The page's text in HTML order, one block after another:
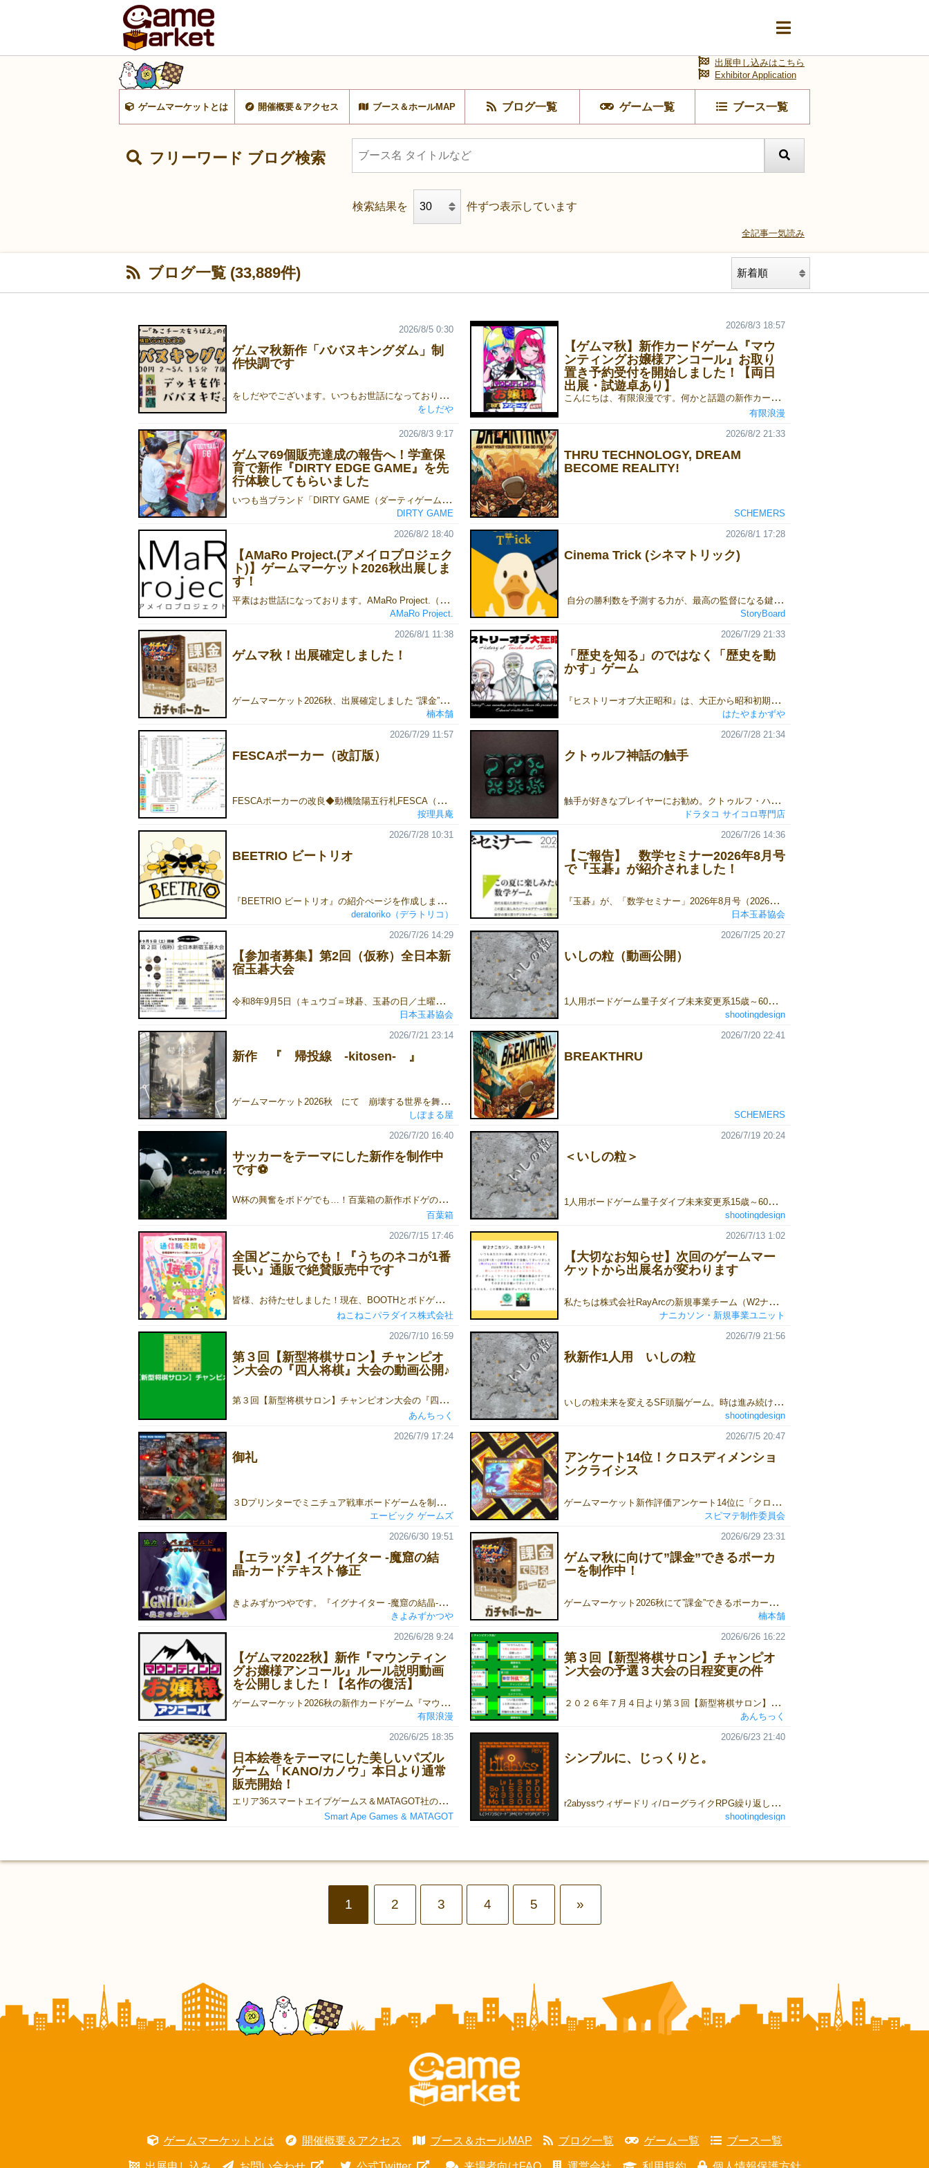
ゲームマーケットとは 開催概要＆アクセス ブース＆ホールMAP ブログ一覧 ゲーム一覧 ブース一覧
出展申し込みはこちら
Exhibitor Application
フリーワード ブログ検索
検索結果を 件ずつ表示しています
全記事一気読み
ブログ一覧 (33,889件)
ゲムマ秋新作「ババヌキングダム」制
作快調です
をしだやでございます。いつもお世話になっております。秋は土曜日のみの出展となりますが、よろしくお願いいたします。ゲームマーケット2026秋新作、『ババヌキングダム』製作快調です。自分好みの手札を作って、ババヌキ勝負！短時間かつ明快に、バランスの良い『くにづくり』が楽しめる、とっても楽しいゲームです！より詳しいマニュアルはこちら。よろしくお願いいたします。
2026/8/5 0:30
をしだや
【ゲムマ秋】新作カードゲーム『マウ
ンティングお嬢様アンコール』お取り
置き予約受付を開始しました！【両日
出展・試遊卓あり】
こんにちは、有限浪漫です。何かと話題の新作カードゲーム『マウンティングお嬢様アンコール』ゲームマーケット2026秋でのお取り置き予約を開始しました！ ゲームマーケット会場特別価格：1500円ご予約は下記のリンクからGoogleフォームにてお申し込みください！👇 『マウンティングお嬢様アンコール』のご予約・詳細はこちら！■お取り置き予約フォームhttps://forms.gle/qV7ESTTdu6NaVHZ2A■ルール説明書https://limited-romance.blogspot.com/2026/06/blog-post.html■ルール説明動画https://www.youtube.com/watch?v=kZ61ymZT2zA たった6枚の手札で至高の心理戦！お嬢様同士がマウントを取り合って精神力を削り合うミニストラテジーゲームです！
2026/8/3 18:57
有限浪漫
ゲムマ69個販売達成の報告へ！学童保
育で新作『DIRTY EDGE GAME』を先
行体験してもらいました
いつも当ブランド「DIRTY GAME（ダーティゲーム）」を応援いただき、誠にありがとうございます。私たちのデビュー作『DIRTY DEAL GAME』（ダーティディールゲーム）は、もともと地域のある学童保育所で出会った一人の男の子の「また遊びたい」という言葉から生まれたボードゲームです。子どもたちや先生方の温かい応援を背負って挑んだ『ゲームマーケット2026春』から2ヶ月。 2026年7月28日、私たちは感謝と結果を伝えるため、再びあの学童保育所さんへと向かいました。▼ゲームマーケット2026春の当日の様子はこちらhttps://gamemarket.jp/blog/198609/■ ゲームマーケット2026春 結果報告今回のゲムマで、私たち「DIRTY GAME」は、持ち込んだ81個のうち69個を頒布することができました！当日のブースの様子（ブース番号：J36）初出展の場合「50個売れたら成功」と言われる中で、それを大きく上回る結果を残すことができ、本当に胸をなで下ろしています。子どもたちや先生方の前でこの結果を報告したとき、皆さんが自分のことのように喜んでくれて、心の底から安心しました。初出展でありながら、これほど多くの方に応援していただき、しっかりと結果で応えられたこと。嬉しい気持ちと感謝、そして安堵感で胸がいっぱいです。実はゲムマの前、「まだ何も結果を出していない自分が、こんなに誰かに応援される存在になっていいのだろうか……」と不安になることもありました。だからこそ、みんなの笑顔を見れた瞬間、救われたような気持ちになりました。当日はゲムマのおみやげ話をしたり、応援のお礼として『DIRTY DEAL GAME』の記念グッズを子どもたち一人ひとりにプレゼントしたりと、終始和やかな時間に。プレゼントしたもの■ 新作『DIRTY EDGE GAME』をお披露目！そして……訪問の後半では、2026年11月にクラウドファンディングを予定している新作ボードゲーム、『DIRTY EDGE GAME』（ダーティエッジゲーム）のテストプレイ（先行体験会）を実施しました！プレイ中の様子ルールを説明すると、子どもたちはすぐに理解してくれ、全力で楽しんでくれました。印象的だったのは、初めて遊ぶ1ラウンド目の1回目の勝負。みんながルールをしっかり理解してくれたからこそ、「どこにお金をベットするか」を真剣に悩み、なかなかゲームが進まなかったことです（笑）。ルールの飲み込みが早い子もいて、本当に驚かされました。おかげさまで、テストプレイは大好評！「前のゲームも楽しかったけど、こっちもすごく面白い！」とボソッと呟いてくれた子がいて、思わず笑みがこぼれました。「20億円になった！」「あ〜！5億円になっちゃった……」と、所持金が変動するたびに嬉しそうに報告してくれる姿がとても印象的でした。■ 新作『DIRTY EDGE GAME』の魅力と最新情報『DIRTY EDGE GAME』（ダーティエッジゲーム）は、カジノのバカラでカードをめくる瞬間のような、あのハラハラドキドキ感を誰もが楽しめる心理戦ボードゲームです。今回の新作は、前作を遊んでくださった皆様からの貴重なご意見を反映し、より直感的で、誰でもスッと遊べるゲーム性へと進化させました。完全新作タイトル（拡張セットではないため、前作をお持ちでない方も楽しめます）プレイ人数：2人〜6人対応シーン： 友人同士の熱い心理戦はもちろん、ご家族でのファミリープレイ、教育・学童施設でのレクリエーションまで幅広く対応そして前作に続き、今回もクラウドファンディングでの先行予約販売を実施いたします！【新作クラウドファンディング情報】実施期間： 2026年11月1日（日）〜 11月29日（日）予定詳細： プロジェクトページ公開時期に合わせて順次発表いたします。プロジェクトページの準備が整い次第、改めてご報告いたしますので、ぜひ公式X（旧Twitter）のチェックをお願いいたします！■ 現場の熱気を動画でお届け！現場の熱気と子どもたちの楽しい雰囲気は、ぜひこちらの動画からご覧ください！https://youtu.be/JGl1ss5yyVY?si=YPM6hrWTfpQ86iWT皆さまにこの熱気をお届けできる日を楽しみにしております！
2026/8/3 9:17
DIRTY GAME
THRU TECHNOLOGY, DREAM
BECOME REALITY!
2026/8/2 21:33
SCHEMERS
【AMaRo Project.(アメイロプロジェク
ト)】ゲームマーケット2026秋出展しま
す！
平素はお世話になっております。AMaRo Project.（アメイロプロジェクト）瀬田まみむめもです。ゲームマーケット2026秋について、当サークルは、1日目、10月17日 土曜日に出展いたします。ブースカットはこちらとなります。詳細については、以下のnote記事を御覧ください。note：【AMaRo Project.(アメイロプロジェクト)】ゲームマーケット2026秋出展します！
2026/8/2 18:40
AMaRo Project.
Cinema Trick (シネマトリック)
自分の勝利数を予測する力が、最高の監督になる鍵です。2026年秋、シネマトリックで参加プレイ人数：3～6人 プレイ時間：約30分 ジャンル：トリックテイキング / カードゲーム
2026/8/1 17:28
StoryBoard
ゲムマ秋！出展確定しました！
ゲームマーケット2026秋、出展確定しました “課金”できるポーカー『ガチャポーカー』をリリースします！ 得点（VP）を削って石を買い、 その石でガチャを回す―― 令和の“新感覚”ポーカーです！ 詳細・予約情報は今後更新します！ お楽しみに！
2026/8/1 11:38
楠本舗
「歴史を知る」のではなく「歴史を動
かす」ゲーム
『ヒストリーオブ大正昭和』は、大正から昭和初期の政界を舞台に、プレイヤーが政界の黒幕となって権力争いを繰り広げる交渉・ドラフト・投票ゲームです。 各ラウンドでは、実在した政治家たちが次期首相候補として登場します。 第16代、22代内閣総理大臣 山本権兵衛 第19代内閣総理大臣 原敬 プレイヤーは政界の黒幕として一人の政治家の後ろ盾となり、その人物を首相へ押し上げるために暗躍します。支援した政治家が首相に就任すれば、大きな利益を得て影響力を拡大できます。しかし、他のプレイヤーもまた、それぞれの狙いを持って政界を動かそうとしています。交渉や駆け引き、ときには裏切りを駆使しながら、歴史の裏側で政界を操りましょう。 ゲームに登場する人物や事件は、すべて実在の歴史をモチーフにしています。 226事件の際に蹶起将校に投降を呼びかけた文言から 押し入った家で警備の甘さを説教した事件から 当時の政党や派閥、政治情勢、そして時代背景まで、できる限り史実を大切にしながらゲームへ落とし込みました。 一方で、本作は歴史の知識を競うだけのゲームではありません。大切なのは、歴史を正確に暗記していることではなく、政界の中でどのような判断を下すか？ということです。 「誰を味方につけるべきか。」「誰に票を売るべきか。」「どこで金を使い、どこで裏切るべきか。」 そんな判断を繰り返しているうちに、プレイヤーは自然と一人の"黒幕"として振る舞うようになります。 黒幕の一人 宰相 思惑どおりに政界を支配できれば優位に立ち、読み違えれば一気に窮地へ追い込まれるでしょう。実際の歴史でも、政治は決して一人の英雄だけで動いていたわけではありません。利害が交錯し、多くの人々の思惑がぶつかり合った結果として、歴史は形作られていきました。 本作で体験していただきたいのは、その「歴史の構造」です。 年号や人物名を覚えることではなく「なぜそのような出来事が起きたのか」を、ゲームを通して体感していただきたいと考えています。勝つために悩み、交渉し、裏切り、ときには協力した経験が、そのまま歴史への理解へとつながっていくはずです。 もし遊び終わったあとに、「この人物は実際にはどんな人だったんだろう」「この事件は本当にあったのかな」と興味を持っていただけたなら、作者としてこれ以上嬉しいことはありません。 『ヒストリーオブ大正昭和』は、歴史を知識として学ぶゲームではなく、歴史を体験するゲームです。 ぜひゲームマーケットで、この激動の時代を体験してみてください。
2026/7/29 21:33
はたやまかずや
FESCAポーカー（改訂版）
FESCAポーカーの改良◆動機陰陽五行札FESCA（フェスカ）用のポーカーは別名ミクセルポーカーとして定義していました。ここで生まれたミクセル(MW)役やハーフフラッシュ(HF)役をタロット構成に適用してタロットポーカーができました。そしてタロットポーカーを標準トランプで遊ぶために考えたコートポーカー３種において、「弱役を増やす」目的からカラーフラッシュ(CF)役が新たに生まれました。今度はこのCF役をFESCAポーカーに逆輸入することを考えたとき、FESCAポーカーの役をもっと分かり易く、役バランスを良好に改良できると思い至りました。◆P1分割トランプは赤と黒に２色分けスートがありますが、FESCAは基本元素の５色と陰陽が白黒の２色の構造で単純にCF役を適用できるわけではありません。でもワンペア役を色の組み合わせで分割すると云うアイデアは、弱役を増やして役バランス調整するには最適な考え方です。（５＋１）スートなので五元素の中から２枚を選ぶワンペアと片方に陰陽を含むワンペアの２つに分割できて、それぞれの組み合わせの数は前者が5C2＝10と後者が5C1・1C1＝５で２：１になって倍半分の差ができて上手く役分割ができます。 ◆MW分割MW役は陰陽を除く五元素集めの役でしたが、弱役を増やす目的からは６スートから５つ集める単純なMW役の方が発生確率が大きい弱い役になるため採用としました。すなわち生成条件が「きつい」ミクセル役から「ゆるい」ミクセル役への改変となります。ただし弱役の数を増やすことも改善になるので、五元素ミクセルと単なる５スート集めのゆるいミクセル（陰陽を含む）に分割して両方を採用することにしました。 ◆複合役の削除弱役を増やすと役の数ばかり増えて複雑化するので役の数を減らすことも考えます。先ずMW役の条件変更に伴い、MWとST,FHの完全複合役であるストレートミクセル(STMW)とフルハウスミクセル(FHMW)を廃止としました。すなわちSTMWは単なるST役にFHMWはFH役に吸収されます。ただし複合役の補役とてのMW役は有効なので、同じST役どうしであれば補役のMWがある方がより強いと判定します。元々STMWとFHMWは発生確率が小さい強い役なので、同時発生の頻度は極めて少なく、より低位の役に含めても実用上は問題ないし、役を増やして複雑化するより単純な分かり易さを優先するという判断に拠ります。もうひとつの完全複合役であるストレートハーフフラッシュ(STHF)役も簡略化のため同様にST役に含むことにしました。◆HF分割ハーフフラッシュ(HF)役は陰陽の枚数と五元素の枚数の違いで発生確率が異なり、同じHF役なのに陰陽スートの枚数で強さが異なるという複雑さがありました。タロットポーカーでは追加札の枚数が1,2,3,4枚の４通りで、どれが一番強いのか直感的に判断ができず、役表の補足を見なければ強弱の判断できないのが問題でした。幸いFESCAではタロットポーカーの追加札に相当する陰陽札の枚数が基本スートのランク数と等しいため４通りの組み合わせではなく２通りで済みます。すなわち５枚の内の五行札と陰陽札の枚数が(3,2)と(4,1)です。組み合わせ計算では偏りの大きい(4,1)の方がよりでき難くて強い役になります。よってHF役はHF32とHF41役に明確に分割することにしました。◆ST条件の変更「場合の数」を計算すると弱い方からMWe,HF32, ST, HF41の順になります。２つのHF役に挟まれるST役が気になります。そこでストレート(ST)役に関しても見直しを行い、より単純で分かり易くするための改良を施します。従来のSTは空無札をZAT(Zero And Thirteen)扱いで「０でもあり13でもある」としていました。これによりZATを含むすストレートは(Z,1,2,3,4)，(12,Z,1,2,3)，(11,12,Z,1,2)，(10,11,12,Z,1)，(9,10,11,12,Z)の５通りあり、12と0を繋ぐリング構造で13通りのストレートパターンが在りました。このZATをトランプのA(エース)と同様の両端のどちらか片方に繋がるZOT(Zero Or Thirteen)「０か13のどちらか」扱いに変更します。これでZOT空無札を含むパターンは(Z,1,2,3,4)，(9,10,11,12,Z)の２通りで、全体では13通りから10通りとなり、この定義によれば組み合わせパターンの減少に伴い生成確率が下がり役順はMWe,HF32,HF41,STと変化します。またHF=HF32+HF41で計算してもMWe>HFのため役順はMWe,HF,STのままになります。単純化と分かり易さを目的とした場合、ST役の定義は「空無はZOT扱い」が良さそうです。空無札はトランプのAと同じで両端に繋がると覚えれば馴染み深くいてよいでしょう。このST役の条件変更により役順が単純化されHF32とHF41が隣接して、まとめてHF役として扱うこともできます。同じHF役どうしでHF32とHF41は補役とみなしてHF41の方が強いとしてもよいことになります。◆グラフで比較従来のFESCA78ミクセルポーカーと改訂版のFESCA78ポーカー役を稀度でグラフ化て比較します。また「ゆるい」MW役への変更とSTFH,STMW,FHMWの削除のみ対応した中間形態をF78lsとして示します。改訂版はF78eyとして、この中間形態からP1分割（P1e，P1y）とMW分割（ゆるいMW,きついMW）を施したものになります。きついMWは従来のミクセルで５元素(elements)のみでMWeと表記して区別します。◆K5の統合このグラフ作成中にゲムマ2026春版から一部修正した方がよいことに気づきました。ZATリングストレートからZOT両端ストレートへの変更を決めかねていて、K5とK5eの役分割が元のミクセルポーカーから残ったままでした。完全複合役３つを削除したついでに単純にK5のみとした方が分かり易かったのですが、ZATリングではストレートフラッシュ(SF)役と全く同じく「場合の数」が78になってしまい、役順を明確にするためK5,K5MW⇒K5,K5eと名前だけ変えて残してしまったのです。ZOT両端に変更するとSFは60に減少するためK5分割も合わせてなくすべきでした。◆役名の変更これをRev.1.20として修正します。またMWも分割が分かるように略名をMWy,MWeに修正しました。yが付いている方が陰陽(Yin/Yoh)スートを含むMW役です。FESCA72の役表に関しても合わせてK5分割をなくしました。FESCA65とFESCA60に関しても役表を作成しましたが、この２構成は陰陽札を含まないためP1分割とMW分割がありません。よって従来のミクセルポーカーとの違いはSTMW,FHMWの完全複合役の削除のみとなっています。標準トランプのポーカーと比較してもMW役とK5役の２つが増えただけなので、単純に５スートのトランプのポーカーと云えます。 TESCA(テスカ)ポーカー役◆弱役の新設FESCAのサブセットデッキの（３＋１）スートのTESCA52ポーカーに関しても弱役を増やす改良を試みます。P1分割に関しては、残念なことに陰陽を含む・含まないペアで分割しようにも両者の発生確率が同じとなってしまい強弱が付けられません。またミクセル役に関してもTESCAでは三元素（緑・赤・青）と陰と陽（黒・白）の５色集めと特殊な形を採用しているため弱役化の方法がありません。そこで弱役を増やす方法としてコートエクストラポーカーで生み出した追加札の３，４枚役を採用としました。陰陽３枚(YY3)役と４枚(YY4)役ですが、実質的に弱役を増やす目的に寄与しているのはYY3役の方でP1とP2の中間に位置しています。一方のYY4役は従来のセミフラッシュ(SeF)役と極めて近接してしまいます。そこで不本意ながらSeF役を不採用として対策としました。◆構成の変化ここまでがゲムマ2026春のRev1.00のお話で、月日が経つとそれなりに改善案が生まれます。P1分割を諦めセミフラッシュ役を削除した妥協の産物のTESCA52でしたが、FESCA構成の七変化を思い出して他の構成も試してみようと思い付きました。TESCA52から太極札(空無のZAT)を削除するTESCA51、空無札４枚を削除するS(3+1)R12構成のTESCA48、さらにTESCA48に太極札を加えたTESCA49があります。陰陽札全てを削除するS3R(12+1)構成のTESCA39やS3R12構成のTESCA36も考えられますがFESCA,TESCAポーカーの特徴であるミクセル役が無くなってしまうので、これらは対象外とします。よってTESCA51,48,49の３種を試してみることにします。TESCA52の問題は三元素のランク数(Re)と陰陽のランク数(Ry)が同じであるため、P1eとP1yのスート組み合わせ数が３：３と一致して役の強弱がつけられないことでした。ランク数の対称性を崩しRe=13,Ry=12とするTESCA51では陰陽を含むワンペア(P1y)の組み合わせがランク一つ分だけ少ないので組み合わせ総数でも差が出てきます。またTESCA52のセミフラッシュ(SeF)役と陰陽４枚(YY4)役は「場合の数」の計算値が一致する原因もRe＝Ryにあります。SeF役は５枚中の４枚が同じスートで他の１枚が陰陽スートである役です。一方でYY4役は４枚が陰陽スートで他１枚は三元札と、役名は異なっていても構造的には全く同じ、すなわち４枚同じスートで１枚が異なるスートと云う組み合わせですから必然的に計算値が同じになるのです。Re≠Ryとランク数を変えて対称構造を崩すことで、計算値に差ができて強弱の区別ができるようになります。TESCA48ではRe=Ry=12と対称構造でTESCA52と同じ問題が出て不適な構成になります。TESCA49はRe≠Ryで非対称で良さげですが、太極札１枚ではZのワンペア組み合わせができないため、P1eとP1yの組み合わせ総数が同じになります。SeFとYY4の方は差ができて大丈夫なのですがP1分割が不適となります。TESCA51以外の３構成は不適なのですが、一応それぞれの役表を示しておきます。P1eとP1yが異なる値になっており使えそうにも見えますが、これはP1より上位のスート系役の影響によるものです。例えばP1とMXの複合役では５枚で５色別々でミクセル(TESCAではスートでなく色で判定：区別のためMWでなくMXと表記)役を形成していて、そのうちの２枚のランク一致がのP1となっており、より高位の強い役がMXで主役となり複合する補役がP1となります。役の「場合の数」は当然ながら高位のMXにカウントされます。スート役は陰陽札を含む役が多いため必然的にP1yの方がP1eより少ない数になります。原理的にワンペアの数で比較するとP1eとP1yは同じで強弱を決められないので役分割はすべきではないです。TESCA48はTESCA52と同様にP1分割なしでSeF役不採用なら使えますが、やはりTESCAポーカー役として推奨できるのはTESCA51構成のみとなります。HexaS(ヘキサス)ポーカー役FESCAは(５＋１)スートを特徴としたデッキですが、陰陽を他の五元スートと対等な扱いとする６スート構成の汎用デッキとみなすこともできます。６つのスートの正則デッキは６の接頭子のHexa（ヘキサ）とSuit(スート)の頭文字のSと組み合わせHexaS(ヘキサス)と称しています。このHexaS78構成のポーカー役も考えてみました。ワンペアは完全に対称な扱いで６スートから２スートを選ぶ組み合わせのランク一致で計算します。MWも６スートから５スートを選ぶ組み合わせで計算されます。このままでは標準ポーカー役にMW役が追加されただけで面白くありません。ハーフフラッシュ(HF)役に相当するスート系役を考えたとき、半染めの代わりで二色染めがあります。HFも同じ二色染めではありますが片方の色が陰陽に限定されているところが違います。ヘキサスでは６スート中から２色を選べるので組み合わせ数はFESCAのHFより多くなり、弱いスート系役となります。役の名前は２の接頭子のBi-(バイ)と色のColor(カラー)を合成してバイカラー(BC)と決めました。HFと同様に(3,2)と(4,1)の枚数で分割してBC32,BC41としています。 PDFhttps://img.gamemarket.jp/20260729_122557_FESCA_PokerHands_v140.pdf FESCAポーカー役Rev1.40https://img.gamemarket.jp/20260731_104005_FESCA_PokerHands_v150.pdf FESCAポーカー役Rev1.50関連https://gamemarket.jp/blog/149204 ミクセルポーカーF78とF60の比較https://gamemarket.jp/blog/142097 FESCA78ミクセルポーカー役の確率計算https://gamemarket.jp/blog/139138 FESCAでもっともっとミクセルポーカーhttps://gamemarket.jp/blog/116178 ミクセル・ポーカー／FESCA60ポーカーをもっと真剣に考えたhttps://gamemarket.jp/blog/97981 FESCA60ポーカーを考えるhttps://gamemarket.jp/game/188708 レッサータロットでポーカー変更来歴2026.07.29 公開直後に編集間違いに気付き修正しました。「◆MW分割」の部分 Heading2→Heading32026.07.29 以下を修正。誤）完全合成役３つのを削除したついでに単純にK5のみとした方が分かり易いかったのですが、正）完全複合役３つを削除したついでに単純にK5のみとした方が分かり易かったのですが、2026.07.31 TESCA52とTESCA51の比較図のSeFとYY4の3元素の色間違いと誤字があったのを修正しました。PDFもRev1.50として修正版を追加しました。誤）正）2026.08.07 恥ずかしすぎて泣けてくる誤字の修正です。前記修正の翌日には気づいてましたが、ある程度まとめて修正しようと放置していました。誤）ここまでがデムマ2026春の正）ここまでがゲムマ2026春の
2026/7/29 11:57
按理具庵
クトゥルフ神話の触手
触手が好きなプレイヤーにお勧め。クトゥルフ・ハスター・ニャルラトホテプ・アザトースによる触手の数で出目を表す触手ダイス3系統。店長おすすめは一番かっこいい「黒ベースにメタリック触手シリーズ」クトゥルフを遊ぶときのために、３個ぐらいご検討ください。◆クトゥルフ神話の触手ダイス各種はこちらから。 ドラタコ
2026/7/28 21:34
ドラタコ サイコロ専門店
BEETRIO ビートリオ
『BEETRIO ビートリオ』の紹介ぺージを作成しました。3匹の働き蜂を操り、女王蜂のために巣を築く、2人専用・15分のワーカープレイスメントゲームです。2人のプレイヤーは協力し、女王蜂の為にひとつの蜂の巣を完成させます。しかし、勝つのは最も多くのハチミツを集めた働き蜂を操ったプレイヤーただ一人。働き蜂をどこへ送り込むか。確実に蜂の巣を建築するか。ダイス運を味方につけて、一気に蜂の巣を拡大させる。近くの花畑でハチミツを少量集めるか。遠くの花畑に遠征し、大量のハチミツを持って帰るか相手を邪魔して形勢を変えるか。たった3匹の働き蜂だからこそ、毎手番が悩ましい選択の連続です。完成していく蜂の巣は、卓上に立体的に積み上がっていきます。高い場所ほど多くのハチミツ（得点）を獲得できるため、巣をどう育てるかも重要な戦略になります。勝利への道はひとつではありません。ハチミツを集める。誰よりも早く巣を広げる。相手の計画を崩す。状況に応じて戦略を切り替えながら、15分とは思えない濃密な駆け引きを楽しめます。そして『BEETRIO』には、14個目のアクションがあります。それは、あなた自身が作るアクション。付属のブランクカードに自由なアクションを書き込み、自分だけの『BEETRIO』を完成させてください。 【こんな方向けのゲームです】・ワーカープレイスメントゲームの入門～初心者クラスを探している・ダイスコロコロ大好き！（運要素があった方が楽しめる）・パズル要素大好き！・何ページにもわたる説明書を読むのが苦手～・二人専用のゲームを探している【もしかすると楽しめないかも…】・ワーカープレイスメントにダイス（運要素）は無しでしょ～・大人数で楽しみたい！・長時間楽しみたい！
2026/7/28 10:31
deratoriko（デラトリコ）
【ご報告】 数学セミナー2026年8月号
で『玉碁』が紹介されました！
『玉碁』が、「数学セミナー」2026年8月号（2026年7月10日発売）の「この夏に楽しみたいアナログゲームの数々」と題するコラムの中で、紹介されました！次回の「数学セミナー」2026年9月号の発売日は8月12日ですので、その前日の8月11日までは、全国の大型書店でお買い求め頂けると存じます。あいにく、マイナーな専門誌ですので駅ナカの書店や、ショッピングモールに入っている書店には置いていないと思います。大型の書店には置いてあると思いますが、もし書店でお買い求めの際には、あらかじめご確認くださいますようお願いいたします。
2026/7/26 14:36
日本玉碁協会
【参加者募集】第2回（仮称）全日本新
宿玉碁大会
令和8年9月5日（キュウゴ＝球碁、玉碁の日／土曜日）に、新宿囲碁サロンにて第2回（仮称）全日本新宿玉碁大会を開催いたします。JR新宿駅西口より徒歩1分の会場です。ご参加くださる皆様と共に、謎の立体『玉碁』で、和気藹々とトーナメント戦を楽しんでいけたら、と思っております。お申込みは、案内パンフレット（サムネイル画像）のお申込み用QRコードから、または、下記の申込リンク先からお申込みくださいますようお願い申し上げます。※新宿囲碁サロン公式LINEからの申込みとなります。-----開催概要-----・開催場所 新宿囲碁サロン 東京都新宿区西新宿1-4-5 7階・参加費 1人4,000円（席料込み）・参加資格 玉碁で遊んでみたい6歳以上のかた・募集人数 先着１３名 ※お申込み順・指導碁 先着１２名／6,000円（大会参加者は1,000円引き） 芝野龍之介三段／竹下凌矢三段／竹下奈那初段 各４面打ち・注意事項 ペットボトルなど、持参したゴミは原則として各自お持ち帰りください。＜タイムスケジュール（仮）＞12:30～ 受付開始13;00～ 開会 ルール説明（芝野龍之介プロより）13:10～ 【石取りゲーム】トーナメント戦14:50～ 表彰15:00 （仮称）全日本新宿玉碁大会 閉会15:10～ 指導碁会（3面打ち） ※希望者のみ16:40 閉会[後援] IGOPRO[協力] わらび市コスタリ家族[主催] 日本玉碁協会※指導碁は、『玉碁』の指導ではなく、通常の囲碁の指導碁です。指導碁のみの申込みも可能です。お申込みは、新宿囲碁サロン公式LINEからお願いいたします。----------なお、当パンフレット作成の際に使用いたしました竹下奈那プロの写真は、IGOTOMO +様からの提供です。撮影：保坂 萌ヘアメイク：aRt artist office 前田、千葉レタッチ：島村 由希企画：イゴトモ。BEAUTY&GO by IGOTOMO＋協力：Panasonic Beauty OMOTESAND、イメージコンサルサロンS'appuyer----------【関連情報】・立体3D囲碁『玉碁』（登録実用新案第3229112号）・発案者：Makot（まこっちゃ）『玉碁』の公式情報および実用新案登録に関する詳細は、以下の記事でご案内しています。実用新案登録番号や公報PDFへのリンクも、こちらにまとめておりますので、一次情報としてご参照ください。【続報】『玉碁』考案者として取材を受けました（実用新案情報付記あり）https://note.com/makotcha/n/nf0f76c6e7bb9----------【関連記事】【YouTube公開のご報告】第1回（仮称）全日本蕨玉碁大会の様子触れることで、世界の見え方を変える ―― 私にとっての『玉碁』第1回（仮称）全日本新宿玉碁大会を開催！
2026/7/26 14:29
日本玉碁協会
いしの粒（動画公開）
1人用ボードゲーム量子ダイブ未来変更系15歳～60分～2026秋ゲームマーケット販売予定by shootingdesign動画公開（埋め込み動画が表示できない為リンク）https://www.youtube.com/shorts/K5WsjMT-2Mg
2026/7/25 20:27
shootingdesign
新作 『 帰投線 -kitosen- 』
ゲームマーケット2026秋 にて 崩壊する世界を舞台にした ソロ/協力 パズルゲーム 『 帰投線 -kitosen- 』 を頒布予定です。世界観崩れていく世界。旧文明の残滓によって、かろうじて暮らしを維持する居留地に、ある噂がもたらされます。「帰投門という門の先に、安全な世界があるらしい」その噂を信じ、祈りを胸に旅立つ者たち。「この場所で、“いい子”でいなさい」と引き留める、もうひとつの祈りを振り切って……。キャラクターコマたちを帰投門へ導いてください。多くの者が帰投するほど、祈りはより大きく成就します。もっとも、旅立つことを諦め、居留地へ引き返すこともまた、一つの祈りの成就なのかもしれません。ゲームの概要『帰投線』は、崩壊していく世界からキャラクターたちを帰投させる、ソロ推奨の協力パズルゲームです。世界は16枚のマップカードで構成され、その配置はゲームごとに変化します。キャラクターコマは、つながった道――帰投線に沿って移動します。一度移動を始めると、帰投線の終端にたどり着くまで止まることはできません。しかし、帰投線はいたるところで寸断されています。マップカードを入れ替え、180度回転させて、途切れた帰投線をつないでください。手番が進むたびに世界は右端から崩壊し、帰投門も一つずつ閉ざされていきます。すべてを救うには、道をつなぐだけでなく、誰をいつ動かすかを見極めなければなりません。世界が崩れきる前に、できるだけ多くのキャラクターを帰投門へたどり着かせましょう。説明書内容物 ・マップカード 16枚 ・カウントカード 2枚 ・キャラクターコマ 4個 ・帰投門チップ 4個 ・説明書 1枚
2026/7/21 23:14
しぽまる屋
BREAKTHRU
2026/7/20 22:41
SCHEMERS
サッカーをテーマにした新作を制作中
です⚽️
W杯の興奮をボドゲでも…！百葉箱の新作ボドゲのテーマは…サッカー⚽️PKにおけるキッカーとキーパーのヒリヒリする「読み合い」と「一瞬の反応」を組み合わせたあそびを制作中！続報をお楽しみに！
2026/7/20 16:40
百葉箱
＜いしの粒＞
1人用ボードゲーム量子ダイブ未来変更系15歳～60分～＜いしの粒＞2026秋ゲームマーケット販売予定https://x.com/shootingdesign1/status/2078802117238907217
2026/7/19 20:24
shootingdesign
全国どこからでも！『うちのネコが1番
長い』通販で絶賛販売中です
皆様、お待たせしました！現在、BOOTHとボドゲーマにてねこねこパラダイスの「うちのネコが1番長い」の通信販売を絶賛実施中です！🐈✨遠方にお住まいで東京の会場への遠征が難しかった方や、当日買い逃してしまった方も、全国どこからでもお迎えいただけます。ゲムマの熱気を、皆様のご自宅までしっかりとお届けしますよ！ 🐾 今回販売中の作品はこちら！改めて「うちのネコが1番長い」をご紹介します。 対象年齢6歳〜プレイ人数3〜4人プレイ時間約15分🐾 遊び方はとっても簡単！自分のネコを伸ばすもしくは、相手のネコを縮ませることができます。ネコの気まぐれをくぐり抜け、自分のネコを誰よりもいちばん長く伸ばそう！ 🐾 アクションカードを使って戦略的に伸ばそう！ネコを長くしようとしても思った通りにはいかないのが、このゲームの面白いところ。さまざまな効果を持つアクションカードが飛び交います！どのカードを使って、どれだけ自分のネコちゃんを伸ばすか…？運も読み合いも必要な戦略バトル！🐾 連続でネコを伸ばすと、スーパーのびのびタイムが発動！「なでなで」カードがプレイヤー人数分連続で出されると、「スーパーのびのびタイム」が発動します。全員がサイコロを振って出た目の分だけネコを伸ばせます。🐾 こんな人にオススメ！6歳のお子様から遊べるわかりやすいルールですが、大人同士でもバチバチに白熱すること間違いなし🔥サクッと15分で終わるので、ボドゲ会のアイスブレイクにもぴったりです！🐾 ボードゲームができるまで「うちのネコが1番長い」ができるまでをnoteにまとめました！ボードゲーム制作初心者の私たちがどうやってゲームを作ったのか。ぜひご覧ください！🐾 ご購入はこちらから商品は現在、BOOTHにて【販売中】となっております。「あんしんBOOTHパック」を利用しているため、お互いの住所や本名を明かすことなくご購入いただけます！在庫には限りがございますので、気になっていた方はぜひお早めにチェックしてみてくださいね！👇 詳細・お申し込みはこちらのリンクから！ あらためて、2日間本当にありがとうございました！これからも、ねこねこパラダイスをよろしくお願いいたします。
2026/7/15 17:46
ねこねこパラダイス株式会社
【大切なお知らせ】次回のゲームマー
ケットから出展名が変わります
私たちは株式会社RayArcの新規事業チーム（W2ナニカソンプロジェクト）として、2022年1月から2026年6月まで活動してまいりました。2026年7月をもちまして独立し、株式会社ナニカソンとして新しいスタートを切ることになりました。開発プロダクト（ボードゲーム・ワークショップ・グッズ・広報動画・SNS・関連コンテンツ等）のすべては、新体制「ナニカソン・新規事業ユニット」にそのまま引き継いでまいります。また、次回ゲームマーケット2026秋に関しましては、いつもより少し小規模な出展を予定しています。これからもより一層、どうぞよろしくお願いいたします。 ◆今後の活動にも興味を持っていただけましたら皆さまそれぞれのやりやすい形で、最新情報を気にかけていただけたら、うれしく思います。noteやX(Twitter)のフォローYouTubeのチャンネル登録◆Webサイト株式会社ナニカソンナニカソン・新規事業ユニットBOOTHショップナニカソン・新規事業ユニットSUZURIショップ
2026/7/13 1:02
ナニカソン・新規事業ユニット
第３回【新型将棋サロン】チャンピオ
ン大会の『四人将棋』大会の動画公開♪
第３回【新型将棋サロン】チャンピオン大会の『四人将棋』大会の動画を公開しました♪＼(＾ワ＾)／予選８大会の１つ♪(大会は「将棋ったー」(変則将棋通信対局サイトで行われました♪遊ぶにはXアカウントが必要です♪)『四人将棋』大会の大会方式は、予選４局の１位が決勝戦に進出し、決勝戦の１位が優勝者です♪ｄ(＾＾)今回は２位戦術は使えないゾ！９人参加の敗者復活ありで熱戦が繰り広げられました！決勝戦は「詰めれるけど有利にならないので詰みスルー」が連発する『四人将棋』ならではの超高度な紙一重の戦いとなり…優勝者🏆ワニゲータさんとなりました！おめでとうございます🎉ｍ(＾ワ＾)ｍちなみに第３回【新型将棋サロン】チャンピオン大会は誰でも参加可能です♪ご興味のある方は、こちらの大会参加募集ポストにてあんちっくにご連絡をよろしくお願いいたします♪ｍ(＾＾)ｍ(注)予選大会の日程変更(赤字部分)が発生しているので、 ポストは最後まで読んでね♪＼(＾＾；) 予選８大会の優勝者が 本戦『神威将棋』大会へと進み そこでチャンピオンが決まります♪
2026/7/10 16:59
あんちっく
秋新作1人用 いしの粒
いしの粒未来を変えるSF頭脳ゲーム。時は進み続ける。時間は有限。加速された超量子リンクの中で、人類の未来は君にかかっている。
2026/7/9 21:56
shootingdesign
御礼
３Dプリンターでミニチュア戦車ボードゲームを制作していますエービックゲームズです。GM2026春5月23日に出展させていただいてから、本業の人員不足で、ご挨拶が遅くなりました！ハッ！としたらいつの間にか7月になってしまいました。すみません！本当に本業が忙しく、地方出張など飛び回り休みも潰して仕事に追われておりました！といつもの言い訳です。GMに来て頂き私どものボードゲームを購入して頂いた皆様には感謝申し上げます！いつも有難うございます！人員不足で秋のGMまでに新作の制作が間に合いそうもありません！次回は来年の春くらいになんとか作れるかな〜という感じですが、ご購入頂いた皆様にこの場をお借りしてお礼申し上げます。皆様にお買い上げいただきましたので、何とか赤字を免れました！また新しい作品を制作させて頂きます！今後ともどうぞよろしくお願い申し上げます！
2026/7/9 17:24
エービック ゲームズ
アンケート14位！クロスディメンショ
ンクライシス
ゲームマーケット新作評価アンケート14位に「クロスディメンションクライシス」が入りました！評価平均3.73/票数24でした。投票頂いた方々、ありがとうございます！ 新作評価アンケートhttps://tgiw.info/2026/06/gm2026a-enq-result.html?amp=1 クロスディメンションクライシス通販https://bodoge.hoobby.net/market/items/8157
2026/7/5 20:47
スピマテ制作委員会
【エラッタ】イグナイター -魔窟の結
晶-カードテキスト修正
きよみずかつやです。『イグナイター -魔窟の結晶-』の基本セット、及び第一拡張『Edition:E』の結晶カードに、エラッタ（テキスト修正）が発生したため、印刷用の修正版カードの画像を公開します。詳細は下記リンク(noteまたはGoogle Drive)をご確認ください。noteのエラッタ画像配布ページまたはGoogle Driveの共有リンク基本セットのエラッタの詳細について『イグナイター -魔窟の結晶』基本セットの結晶カードに関するルールについて、一部変更することとなりましたのでお知らせいたします。▼変更前レイドボスルールでは、結晶カードのB面は使用不可▼変更後レイドボスとの戦闘では、結晶カードのB面のうち「水」「風」属性の結晶カードの効果は発動しない例①：B面の結晶カードを使用時、レイドボスとの戦闘中に風②を引いた場合、「手番終了後、再度手番を行う」効果は発動しない。※風の結晶B面に関する例外レイドボス「以外」の魔物との戦闘中、風の結晶チップを引いて「再度手番を行う」効果を発動し、２回目の手番の戦闘対象にレイドボスを選択することは可能です。その場合、風の結晶B面の「次の戦闘でダメージを追加」の効果は、１回目の手番で発動済みの効果のため、レイドボスとの戦闘中に追加ダメージが発生します。例②：１回目の手番で、風②を２枚引いて戦闘に勝利した。２回目の手番にレイドボスを戦闘対象に指定した場合、風の結晶B面の「この手番で出た風の結晶チップの数字の合計値分、ダメージを追加」の効果を適用した状態でレイドボスとの戦闘を行い、最終ダメージに４を追加します。 拡張セットのエラッタの詳細について▼変更対象風の結晶 C面・本来の効果がテキストから読み取りづらい記述となっていたため、分かりやすくなるようにテキストを修正土の結晶 D面・別途ご連絡した「基本セットのルールのエラッタ（修正）」に伴い、使用制限が解除された土の結晶 B面と比べ、扱いにくさが際立ってしまう効果のため、より扱いやすい効果に修正 修正版のカードの配布について上記にて印刷データを公開しているほか、2026年10月以降のゲームマーケットでは、他の製品版のカードと同じ印刷所で製造した修正版のカードを無償配布いたします。また、後日対面及び通販でも販売を予定している新規のサプライセットにも同梱予定です。※26秋ゲムマで販売を予定している第二拡張『Edition:D』や、5-6人対応の人数追加拡張パックに本エラッタカードは同梱しませんルール変更とエラッタカードの配布につきまして、ご理解・ご了承いただけますようお願い申し上げます。今後とも『イグナイター -魔窟の結晶-』を何卒よろしくお願いいたします。 ※下記画像は見本です。そのままダウンロードして印刷することもできますが、画質がやや劣化します。
2026/6/30 19:51
きよみずかつや
ゲムマ秋に向けて”課金”できるポーカ
ーを制作中！
ゲームマーケット2026秋にて”課金”できるポーカー「ガチャポーカー」をリリース予定！勝利点（お金）を削って石を買い、石を使ってガチャを回す令和の”新感覚”ポーカー！詳細や予約情報は随時更新します！ お楽しみに！
2026/6/29 23:31
楠本舗
【ゲムマ2022秋】新作『マウンティン
グお嬢様アンコール』ルール説明動画
を公開しました！【名作の復活】
ゲームマーケット2026秋の新作カードゲーム『マウンティングお嬢様アンコール』のルール説明動画を公開しました！ ボードゲーマーの皆様、ぜひ見に来てください！ ▼Youtubeリンクhttps://www.youtube.com/watch?v=kZ61ymZT2zA ▼ニコニコ動画リンクhttps://www.nicovideo.jp/watch/sm46481427
2026/6/28 9:24
有限浪漫
第３回【新型将棋サロン】チャンピオ
ン大会の予選３大会の日程変更の件
２０２６年７月４日より第３回【新型将棋サロン】チャンピオン大会が開催されます♪ｍ(＾＾)ｍ予選大会８大会の優勝者が本戦『神威将棋』大会へと進出しそこで優勝すればチャンピオンの称号👑と超豪華チャンピオン賞を獲得できます♪今回は特に将棋プレイヤーが喜びそうなボードゲームが増えてます♪ｄ(＾ワ＾)こちらのXのポストに返信する事で誰でも参戦可能です♪ｄ(＾＾)※予選３大会に日程変更が発生しています！(赤字部分) ご注意よろしくお願いいたします♪ｍ(＾＾；)ｍ2026/6/26ちなみに、第１回、第２回の大会結果は、こちらのページに記録が残っています♪あんちっくチャンネル(YouTube)にも詳細動画がたくさんあるので是非ともチェックしてみてください♪ｄ(＾ワ＾)大熱戦！！
2026/6/26 16:22
あんちっく
日本絵巻をテーマにした美しいパズル
ゲーム「KANO/カノウ」本日より通常
販売開始！
エリア36スマートエイプゲームス＆MATAGOT社のブースにて販売しておりました新作ゲーム「KANO/カノウ」を本日よりボードゲーム通販サイト「ブルーフィンチゲームズ」にて販売開始しました！KANO商品ページ（ブルーフィンチゲームズ）▶https://bluefinch.base.shop/items/146485555内容物に言語依存はなく、日本語訳説明書付きです。数量限定ですので、お早めにご注文ください！「KANO（カノウ）」とはどんなゲーム？ 日本の伝統絵画をテーマにした絵巻物に美しい作品を描き上げていくパズルゲームです。プレイヤーは、日本の名門絵師集団「狩野派」の画家となり、絵巻物（エマキモノ）に美しい作品を描き上げていきます。ただ絵を描くだけではありません。色を集め、配置し、パターンを作り上げる。そのすべてが戦略とパズルの組み合わせになっています。最も優れた作品を完成させ、名声を獲得したプレイヤーが勝利です。 👥 プレイ人数：1〜4人⏱ プレイ時間：約30〜45分🎯 対象年齢：12歳以上🧩 ゲームの基本コンセプト各プレイヤーは、自分専用の「絵巻ボード」を持ちます。ゲーム中に行うこと・中央ボードから絵の具を集める・自分の絵巻に配置する・特定のパターンを作り「作品（Artwork）」を完成させるパターンが完成すると、使った絵の具は「完成した作品タイル」に置き換わります。より多くの名声（ポイント）を獲得したプレイヤーが、狩野派の中で最も偉大な画家となります。 🎮 プレイの流れ（ターンの進行）自分のターンでは、以下のステップを行います。① 絵の具バッグを回す絵の具が入った袋を次のプレイヤーに渡します。②（任意）色の配置を調整中央ボード上で、隣接する絵の具を2つ入れ替えることができます。③ 絵の具を獲得以下のどちらかを選択・絵の具を1つ取る・同じ色でつながっている複数の絵の具をまとめて取るその後、ボードは袋からランダムに補充されます。④ 絵巻に配置獲得した絵の具は自分のボードへ。重力のように下へ落ち、空いている最下段から埋まっていきます。🖼 作品（Artwork）の作り方特定の色パターンが完成すると、作品を作ることができます。対応する作品タイルを取得使用した絵の具をタイルに置き換える絵の具は袋に戻すさらに面白いのが、あえて完成させずに温存できること。小さな作品を作るか、大きくて高得点な作品を狙うか。ここに戦略のジレンマがあります。🏁 ゲームの終了と得点ゲームは、誰かのボードがすべて埋まると終了です。得点は以下で決まります。完成した作品赤と白の目標カードマスターピース（個人目標）ボード完全達成ボーナス最終的に、最も得点の高いプレイヤーが勝利します。✍️ まとめ：こんな人におすすめパズルゲームが好き美しいテーマのゲームが好き短時間でしっかり悩めるゲームを探している見た目の美しさだけでなく、「いつ完成させるか」という判断がゲーム性をグッと引き締めており、とても魅力的なゲームです！
2026/6/25 18:35
Smart Ape Games & MATAGOT
シンプルに、じっくりと。
r2abyssウィザードリィ/ローグライクRPG繰り返し遊べ変化し続ける地下への冒険。難易度は100回1回のクリア率。1人用30分～15歳～https://booth.pm/ja/items/5689728http://www5.airnet.ne.jp/yyy/sd/rab/indexR2.html
2026/6/23 21:40
shootingdesign
1 2 3 4 5 »
ゲームマーケットとは 開催概要＆アクセス ブース＆ホールMAP ブログ一覧 ゲーム一覧 ブース一覧